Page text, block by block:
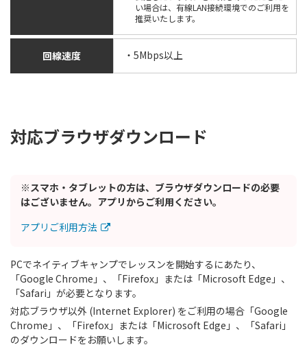
い場合は、有線LAN接続環境でのご利用を
推奨いたします。
回線速度 ・5Mbps以上
対応ブラウザダウンロード
※スマホ・タブレットの方は、ブラウザダウンロードの必要
はございません。アプリからご利用ください。
アプリご利用方法
PCでネイティブキャンプでレッスンを開始するにあたり、
「Google Chrome」、「Firefox」または「Microsoft Edge」、
「Safari」が必要となります。
対応ブラウザ以外 (Internet Explorer) をご利用の場合「Google
Chrome」、「Firefox」または「Microsoft Edge」、「Safari」
のダウンロードをお願いします。